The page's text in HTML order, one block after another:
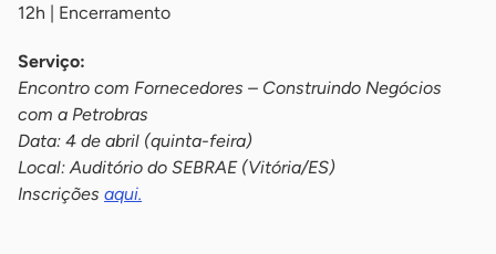
12h | Encerramento
Serviço:
Encontro com Fornecedores – Construindo Negócios
com a Petrobras
Data: 4 de abril (quinta-feira)
Local: Auditório do SEBRAE (Vitória/ES)
Inscrições aqui.